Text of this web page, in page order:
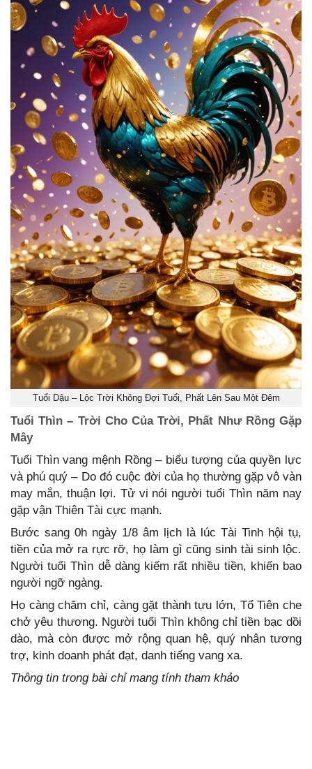
Tuổi Dậu – Lộc Trời Không Đợi Tuổi, Phất Lên Sau Một Đêm
Tuổi Thìn – Trời Cho Của Trời, Phất Như Rồng Gặp
Mây
Tuổi Thìn vang mệnh Rồng – biểu tượng của quyền lực
và phú quý – Do đó cuộc đời của họ thường gặp vô vàn
may mắn, thuận lợi. Tử vi nói người tuổi Thìn năm nay
gặp vận Thiên Tài cực mạnh.
Bước sang 0h ngày 1/8 âm lịch là lúc Tài Tinh hội tụ,
tiền của mở ra rực rỡ, họ làm gì cũng sinh tài sinh lộc.
Người tuổi Thìn dễ dàng kiếm rất nhiều tiền, khiến bao
người ngỡ ngàng.
Họ càng chăm chỉ, càng gặt thành tựu lớn, Tổ Tiên che
chở yêu thương. Người tuổi Thìn không chỉ tiền bạc dồi
dào, mà còn được mở rộng quan hệ, quý nhân tương
trợ, kinh doanh phát đạt, danh tiếng vang xa.
Thông tin trong bài chỉ mang tính tham khảo